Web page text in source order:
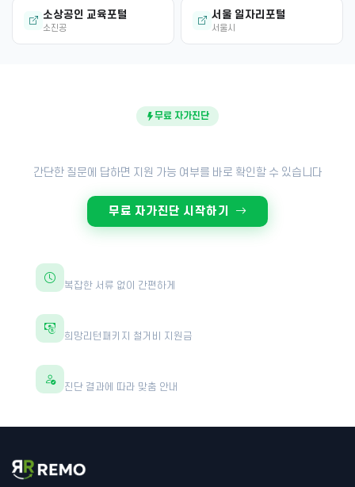
소상공인 교육포털
소진공
서울 일자리포털
서울시
무료 자가진단
간단한 질문에 답하면 지원 가능 여부를 바로 확인할 수 있습니다
무료 자가진단 시작하기
30초면 충분합니다
복잡한 서류 없이 간편하게
최대 600만원 지원
희망리턴패키지 철거비 지원금
전문가 1:1 상담
진단 결과에 따라 맞춤 안내